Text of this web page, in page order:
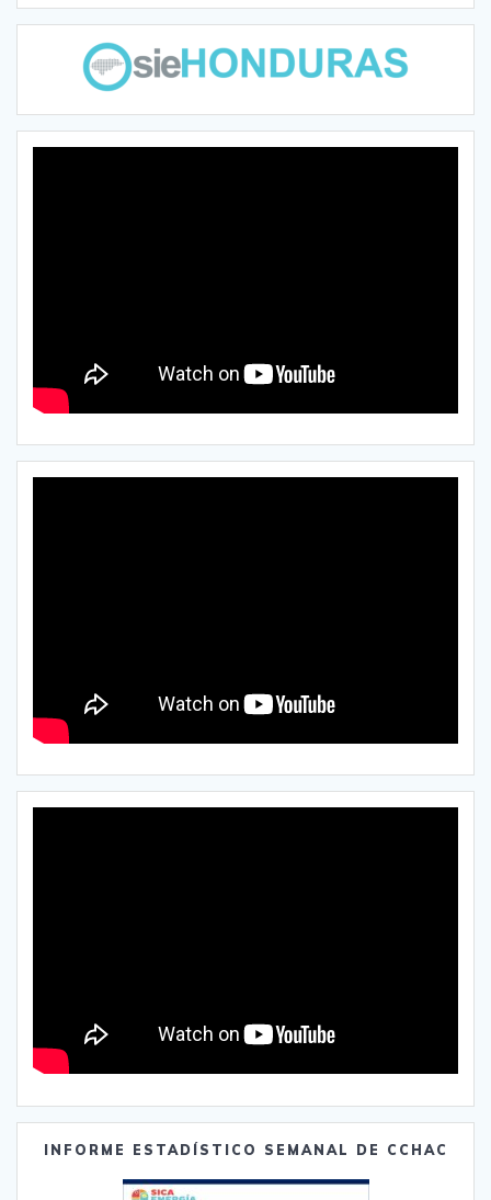
INFORME ESTADÍSTICO SEMANAL DE CCHAC